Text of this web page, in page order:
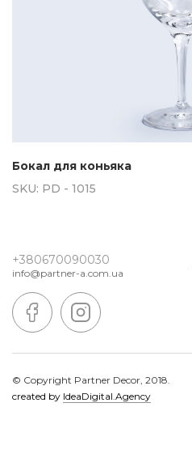
Бокал для коньяка
SKU: PD - 1015
+380670090030
info@partner-a.com.ua
© Copyright Partner Decor, 2018.
created by IdeaDigital.Agency